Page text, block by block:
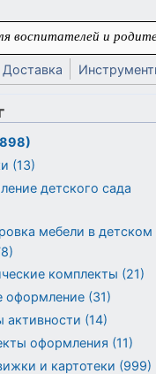
содержанию
воспитателей и
Доставка
(13)
детского сада
мебели в детском
комплекты (21)
оформление (31)
активности (14)
оформления (11)
и картотеки (999)